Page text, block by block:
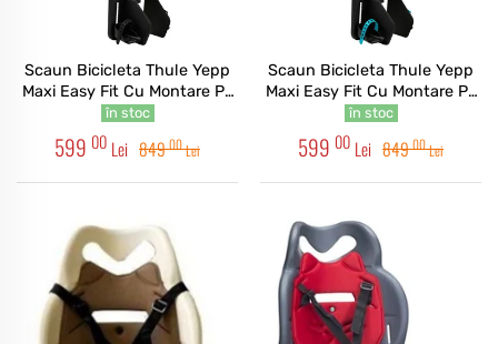
Scaun Bicicleta Thule Yepp
Maxi Easy Fit Cu Montare Pe
Spate - Black
în stoc
599 00 Lei 84900Lei
Scaun Bicicleta Thule Yepp
Maxi Easy Fit Cu Montare Pe
Spate - Ocean
în stoc
599 00 Lei 84900Lei